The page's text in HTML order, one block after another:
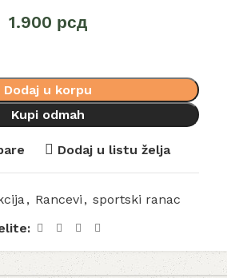
1.900 рсд
Dodaj u korpu
Kupi odmah
Dodaj u listu želja
, Rancevi , sportski ranac